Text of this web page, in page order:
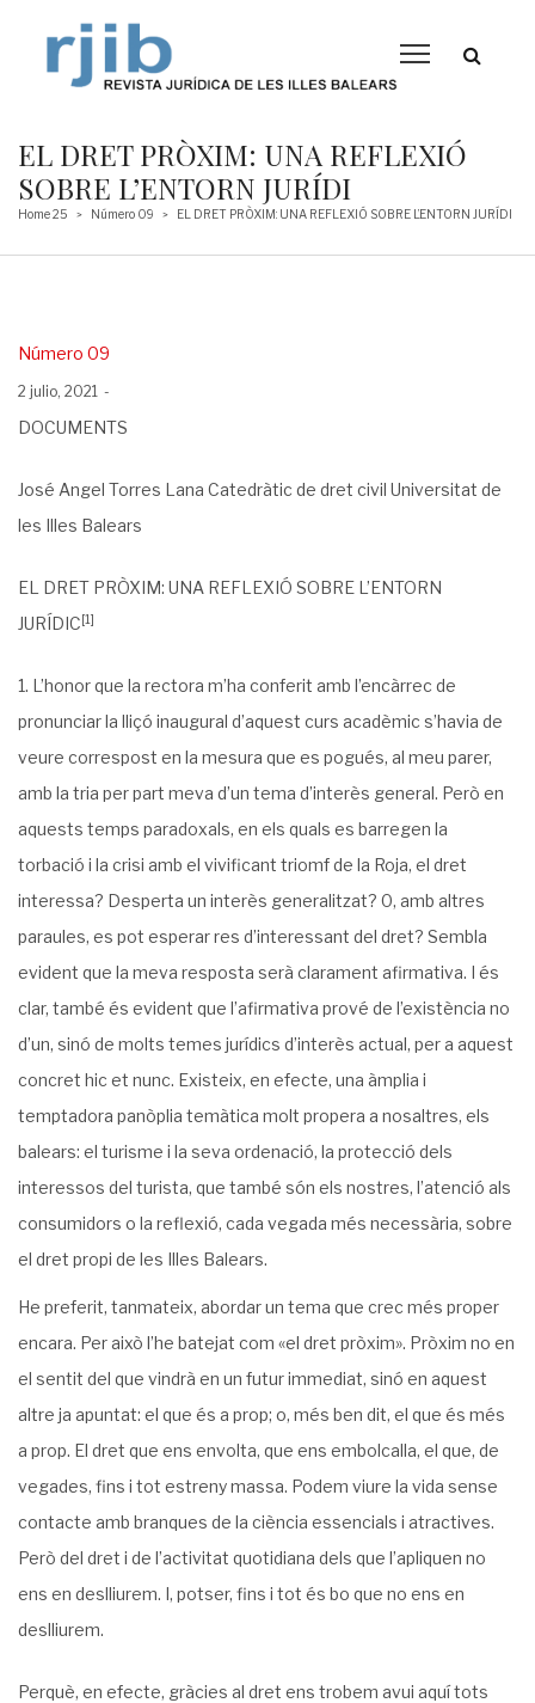
EL DRET PRÒXIM: UNA REFLEXIÓ
SOBRE L’ENTORN JURÍDI
Home 25 > Número 09 > EL DRET PRÒXIM: UNA REFLEXIÓ SOBRE L’ENTORN JURÍDI
Posted
in
Número 09
Posted
2 julio, 2021
DOCUMENTS
José Angel Torres Lana Catedràtic de dret civil Universitat de
les Illes Balears
EL DRET PRÒXIM: UNA REFLEXIÓ SOBRE L’ENTORN
JURÍDIC[1]
L’honor que la rectora m’ha conferit amb l’encàrrec de
pronunciar la lliçó inaugural d’aquest curs acadèmic s’havia de
veure correspost en la mesura que es pogués, al meu parer,
amb la tria per part meva d’un tema d’interès general. Però en
aquests temps paradoxals, en els quals es barregen la
torbació i la crisi amb el vivificant triomf de la Roja, el dret
interessa? Desperta un interès generalitzat? 0, amb altres
paraules, es pot esperar res d’interessant del dret? Sembla
evident que la meva resposta serà clarament afirmativa. I és
clar, també és evident que l’afirmativa prové de l’existència no
d’un, sinó de molts temes jurídics d’interès actual, per a aquest
concret hic et nunc. Existeix, en efecte, una àmplia i
temptadora panòplia temàtica molt propera a nosaltres, els
balears: el turisme i la seva ordenació, la protecció dels
interessos del turista, que també són els nostres, l’atenció als
consumidors o la reflexió, cada vegada més necessària, sobre
el dret propi de les Illes Balears.
He preferit, tanmateix, abordar un tema que crec més proper
encara. Per això l’he batejat com «el dret pròxim». Pròxim no en
el sentit del que vindrà en un futur immediat, sinó en aquest
altre ja apuntat: el que és a prop; o, més ben dit, el que és més
a prop. El dret que ens envolta, que ens embolcalla, el que, de
vegades, fins i tot estreny massa. Podem viure la vida sense
contacte amb branques de la ciència essencials i atractives.
Però del dret i de l’activitat quotidiana dels que l’apliquen no
ens en deslliurem. I, potser, fins i tot és bo que no ens en
deslliurem.
Perquè, en efecte, gràcies al dret ens trobem avui aquí tots